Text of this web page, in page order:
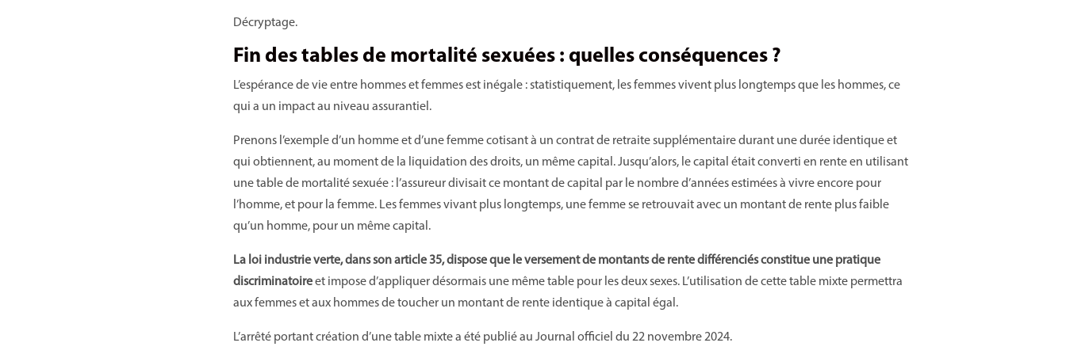
Décryptage.
Fin des tables de mortalité sexuées : quelles conséquences ?
L’espérance de vie entre hommes et femmes est inégale : statistiquement, les femmes vivent plus longtemps que les hommes, ce
qui a un impact au niveau assurantiel.
Prenons l’exemple d’un homme et d’une femme cotisant à un contrat de retraite supplémentaire durant une durée identique et
qui obtiennent, au moment de la liquidation des droits, un même capital. Jusqu’alors, le capital était converti en rente en utilisant
une table de mortalité sexuée : l’assureur divisait ce montant de capital par le nombre d’années estimées à vivre encore pour
l’homme, et pour la femme. Les femmes vivant plus longtemps, une femme se retrouvait avec un montant de rente plus faible
qu’un homme, pour un même capital.
La loi industrie verte, dans son article 35, dispose que le versement de montants de rente différenciés constitue une pratique
discriminatoireet impose d’appliquer désormais une même table pour les deux sexes. L’utilisation de cette table mixte permettra
aux femmes et aux hommes de toucher un montant de rente identique à capital égal.
L’arrêté portant création d’une table mixte a été publié au Journal officiel du 22 novembre 2024.